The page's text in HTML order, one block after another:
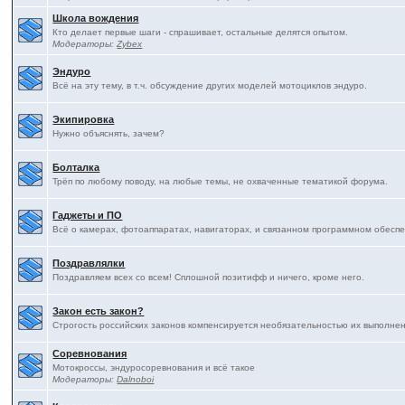
Школа вождения
Кто делает первые шаги - спрашивает, остальные делятся опытом.
Модераторы:Zybex
Эндуро
Всё на эту тему, в т.ч. обсуждение других моделей мотоциклов эндуро.
Экипировка
Нужно объяснять, зачем?
Болталка
Трёп по любому поводу, на любые темы, не охваченные тематикой форума.
Гаджеты и ПО
Всё о камерах, фотоаппаратах, навигаторах, и связанном программном
Поздравлялки
Поздравляем всех со всем! Сплошной позитифф и ничего, кроме него.
Закон есть закон?
Строгость российских законов компенсируется необязательностью их
Соревнования
Мотокроссы, эндуросоревнования и всё такое
Модераторы:Dalnoboi